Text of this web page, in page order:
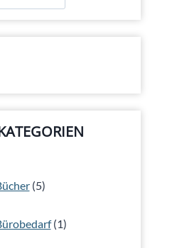
5
Produkte
1
Produkt